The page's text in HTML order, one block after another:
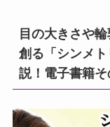
目の大きさや
創る「シンメ
説！電子書籍そ